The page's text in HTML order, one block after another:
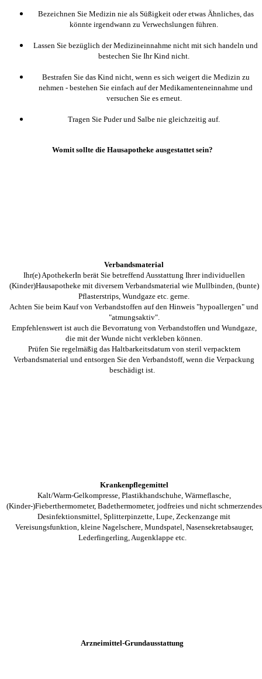
Bezeichnen Sie Medizin nie als Süßigkeit oder etwas Ähnliches, das
könnte irgendwann zu Verwechslungen führen.
Lassen Sie bezüglich der Medizineinnahme nicht mit sich handeln und
bestechen Sie Ihr Kind nicht.
Bestrafen Sie das Kind nicht, wenn es sich weigert die Medizin zu
nehmen - bestehen Sie einfach auf der Medikamenteneinnahme und
versuchen Sie es erneut.
Tragen Sie Puder und Salbe nie gleichzeitig auf.
Womit sollte die Hausapotheke ausgestattet sein?
Verbandsmaterial
Ihr(e) ApothekerIn berät Sie betreffend Ausstattung Ihrer individuellen
(Kinder)Hausapotheke mit diversem Verbandsmaterial wie Mullbinden, (bunte)
Pflasterstrips, Wundgaze etc. gerne.
Achten Sie beim Kauf von Verbandstoffen auf den Hinweis "hypoallergen" und
"atmungsaktiv".
Empfehlenswert ist auch die Bevorratung von Verbandstoffen und Wundgaze,
die mit der Wunde nicht verkleben können.
Prüfen Sie regelmäßig das Haltbarkeitsdatum von steril verpacktem
Verbandsmaterial und entsorgen Sie den Verbandstoff, wenn die Verpackung
beschädigt ist.
Krankenpflegemittel
Kalt/Warm-Gelkompresse, Plastikhandschuhe, Wärmeflasche,
(Kinder-)Fieberthermometer, Badethermometer, jodfreies und nicht schmerzendes
Desinfektionsmittel, Splitterpinzette, Lupe, Zeckenzange mit
Vereisungsfunktion, kleine Nagelschere, Mundspatel, Nasensekretabsauger,
Lederfingerling, Augenklappe etc.
Arzneimittel-Grundausstattung